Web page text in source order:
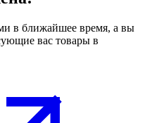
в ближайшее время, а вы
вас товары в